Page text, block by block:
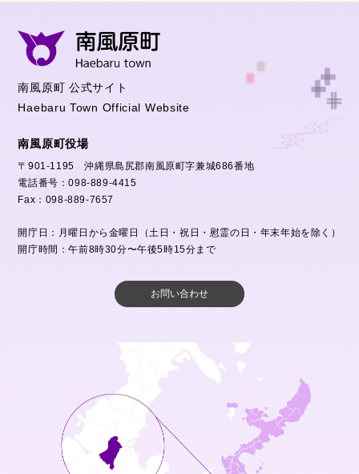
南風原町 公式サイト
Haebaru Town Official Website
南風原町役場
〒901-1195 沖縄県島尻郡南風原町字兼城686番地
電話番号：098-889-4415
Fax：098-889-7657
開庁日：月曜日から金曜日（土日・祝日・慰霊の日・年末年始を除く）
開庁時間：午前8時30分〜午後5時15分まで
お問い合わせ